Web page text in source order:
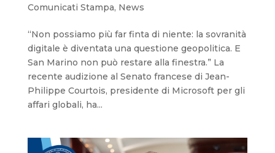
Comunicati Stampa, News
“Non possiamo più far finta di niente: la sovranità
digitale è diventata una questione geopolitica. E
San Marino non può restare alla finestra.” La
recente audizione al Senato francese di Jean-
Philippe Courtois, presidente di Microsoft per gli
affari globali, ha...